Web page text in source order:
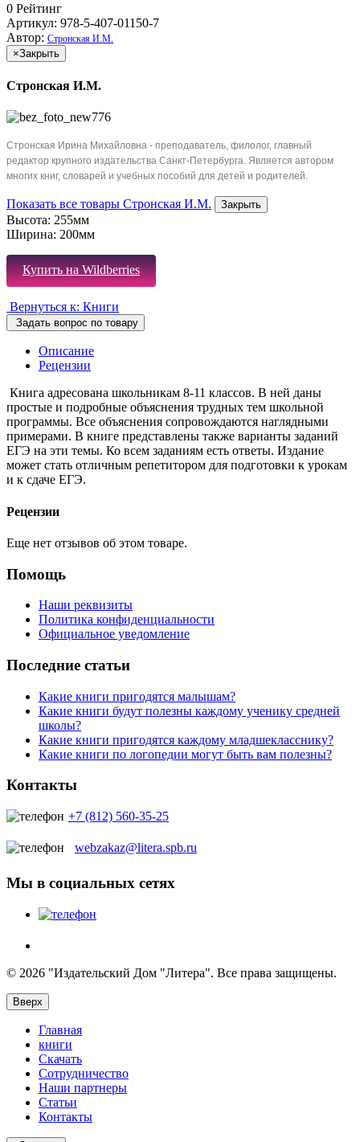
0 Рейтинг
Артикул: 978-5-407-01150-7
Автор: Стронская И.М.
×Закрыть
Стронская И.М.
Стронская Ирина Михайловна - преподаватель, филолог, главный
редактор крупного издательства Санкт-Петербурга. Является автором
многих книг, словарей и учебных пособий для детей и родителей.
Показать все товары Стронская И.М. Закрыть
Высота: 255мм
Ширина: 200мм
Купить на Wildberries
Вернуться к: Книги
Задать вопрос по товару
Описание
Рецензии
Книга адресована школьникам 8-11 классов. В ней даны
простые и подробные объяснения трудных тем школьной
программы. Все объяснения сопровождаются наглядными
примерами. В книге представлены также варианты заданий
ЕГЭ на эти темы. Ко всем заданиям есть ответы. Издание
может стать отличным репетитором для подготовки к урокам
и к сдаче ЕГЭ.
Рецензии
Еще нет отзывов об этом товаре.
Помощь
Наши реквизиты
Политика конфиденциальности
Официальное уведомление
Последние статьи
Какие книги пригодятся малышам?
Какие книги будут полезны каждому ученику средней
школы?
Какие книги пригодятся каждому младшекласснику?
Какие книги по логопедии могут быть вам полезны?
Контакты
+7 (812) 560-35-25
webzakaz@litera.spb.ru
Мы в социальных сетях
© 2026 "Издательский Дом "Литера". Все права защищены.
Вверх
Главная
книги
Скачать
Сотрудничество
Наши партнеры
Статьи
Контакты